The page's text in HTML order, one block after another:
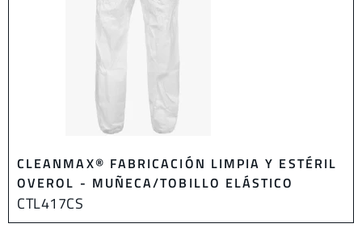
CLEANMAX® FABRICACIÓN LIMPIA Y ESTÉRIL
OVEROL - MUÑECA/TOBILLO ELÁSTICO
CTL417CS